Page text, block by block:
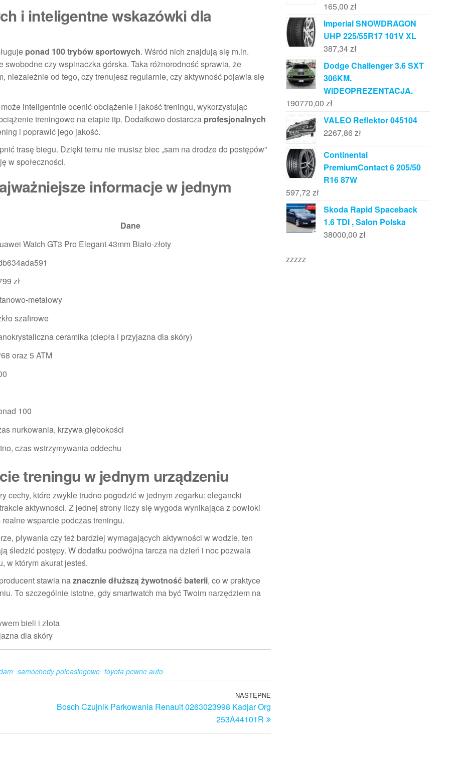
i inteligentne wskazówki dla
ponad 100 trybów sportowych. Wśród nich znajdują się m.in.
czy wspinaczka górska. Taka różnorodność sprawia, że
niezależnie od tego, czy trenujesz regularnie, czy aktywność pojawia się
inteligentnie ocenić obciążenie i jakość treningu, wykorzystując
treningowe na etapie itp. Dodatkowo dostarcza profesjonalnych
i poprawić jego jakość.
trasę biegu. Dzięki temu nie musisz biec „sam na drodze do postępów”
w społeczności.
informacje w jednym
Dane
Watch GT3 Pro Elegant 43mm Biało-złoty
zł
metalowy
szafirowe
ceramika (ciepła i przyjazna dla skóry)
oraz 5 ATM
100
nurkowania, krzywa głębokości
czas wstrzymywania oddechu
treningu w jednym urządzeniu
cechy, które zwykle trudno pogodzić w jednym zegarku: elegancki
aktywności. Z jednej strony liczy się wygoda wynikająca z powłoki
wsparcie podczas treningu.
pływania czy też bardziej wymagających aktywności w wodzie, ten
śledzić postępy. W dodatku podwójna tarcza na dzień i noc pozwala
w którym akurat jesteś.
stawia naznacznie dłuższą żywotność baterii, co w praktyce
To szczególnie istotne, gdy smartwatch ma być Twoim narzędziem na
bieli i złota
dla skóry
samochody poleasingowe toyota pewne auto
Następny
wpis
NASTĘPNE
Bosch Czujnik Parkowania Renault 0263023998 Kadjar Org
253A44101R
165,00 zł
Imperial SNOWDRAGON
UHP 225/55R17 101V XL
387,34zł
Dodge Challenger 3.6 SXT
306KM.
WIDEOPREZENTACJA.
190770,00 zł
VALEO Reflektor 045104
2267,86 zł
Continental
PremiumContact 6 205/50
R16 87W
597,72 zł
Skoda Rapid Spaceback
1.6 TDI , Salon Polska
38000,00 zł
zzzzz